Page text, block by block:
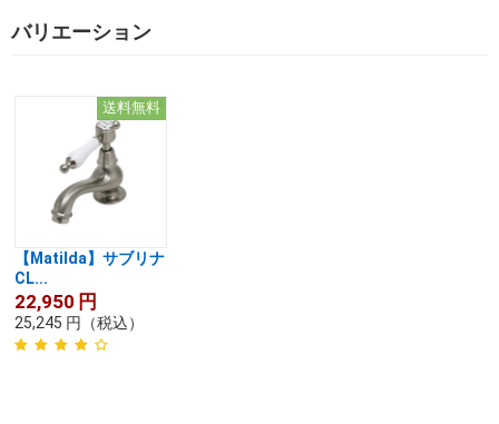
バリエーション
送料無料
【Matilda】サブリナ
CL...
22,950 円
25,245 円 （税込）